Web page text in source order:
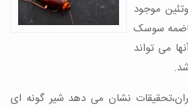
موجود
سوسک
می تواند
نشان می دهد شیر گونه ای